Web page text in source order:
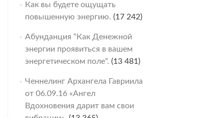
Как вы будете ощущать
повышенную энергию. (17 242)
Абунданция “Как Денежной
энергии проявиться в вашем
энергетическом поле“. (13 481)
Ченнелинг Архангела Гавриила
от 06.09.16 «Ангел
Вдохновения дарит вам свои